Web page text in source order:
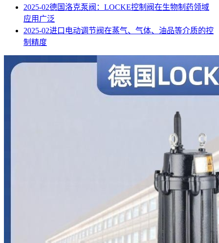
2025-02德国洛克泵阀：LOCKE控制阀在生物制药领域
应用广泛
2025-02进口电动调节阀在蒸气、气体、油品等介质的控
制精度